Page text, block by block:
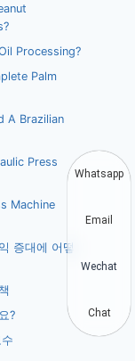
Processing?
Palm
A Brazilian
Press
Machine
증대에 어떻
?
Whatsapp
Email
Wechat
Chat